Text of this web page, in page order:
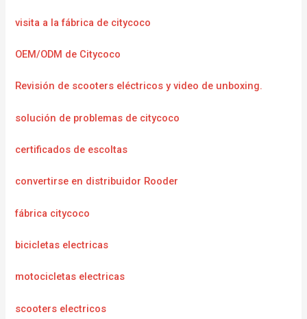
visita a la fábrica de citycoco
OEM/ODM de Citycoco
Revisión de scooters eléctricos y video de unboxing.
solución de problemas de citycoco
certificados de escoltas
convertirse en distribuidor Rooder
fábrica citycoco
bicicletas electricas
motocicletas electricas
scooters electricos